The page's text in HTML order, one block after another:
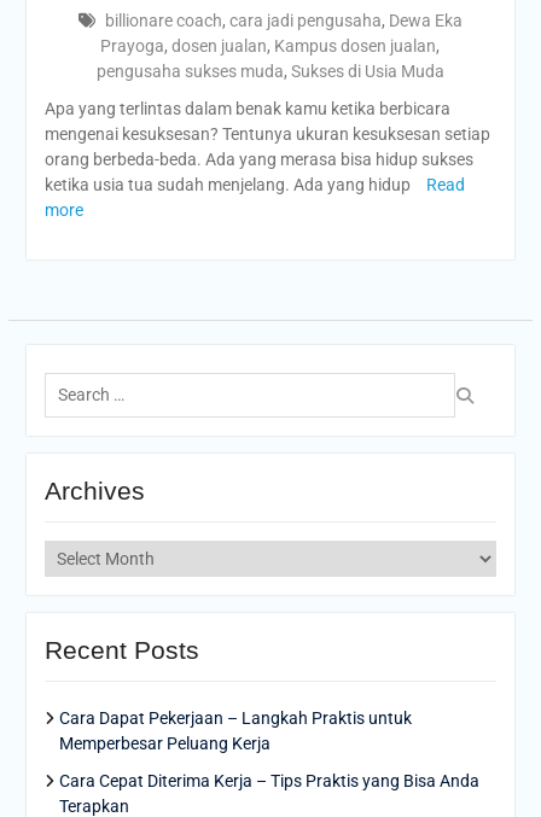
billionare coach, cara jadi pengusaha, Dewa Eka
Prayoga,dosen jualan, Kampus dosen jualan,
pengusaha sukses muda, Sukses di Usia Muda
Apa yang terlintas dalam benak kamu ketika berbicara
mengenai kesuksesan? Tentunya ukuran kesuksesan setiap
orang berbeda-beda. Ada yang merasa bisa hidup sukses
ketika usia tua sudah menjelang. Ada yang hidup
Read
more
Search
for:
Archives
Archives
Recent Posts
Cara Dapat Pekerjaan – Langkah Praktis untuk
Memperbesar Peluang Kerja
Cara Cepat Diterima Kerja – Tips Praktis yang Bisa Anda
Terapkan